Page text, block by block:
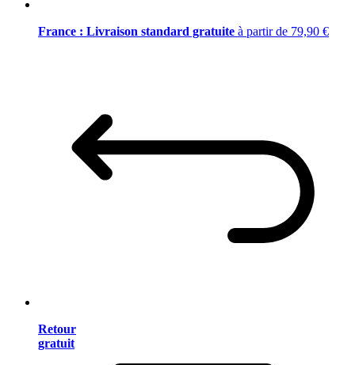
France : Livraison standard gratuite à partir de 79,90 €
Retour
gratuit